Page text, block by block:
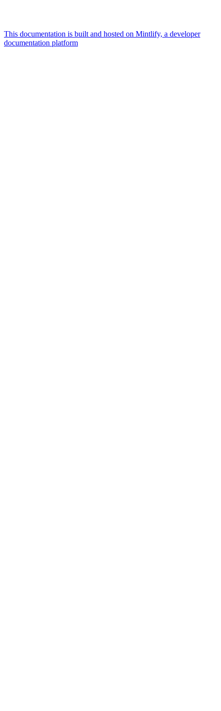
This documentation is built and hosted on Mintlify, a developer
documentation platform